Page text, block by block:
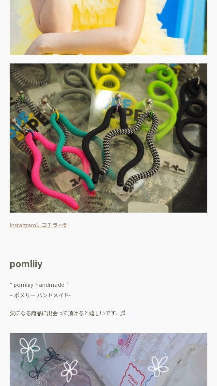
Instagramはコチラ〰️❣️
pomliiy
″ pomliiy-handmade ″
– ポメリー ハンドメイド-
気になる商品に出会って頂けると嬉しいです.. ♬